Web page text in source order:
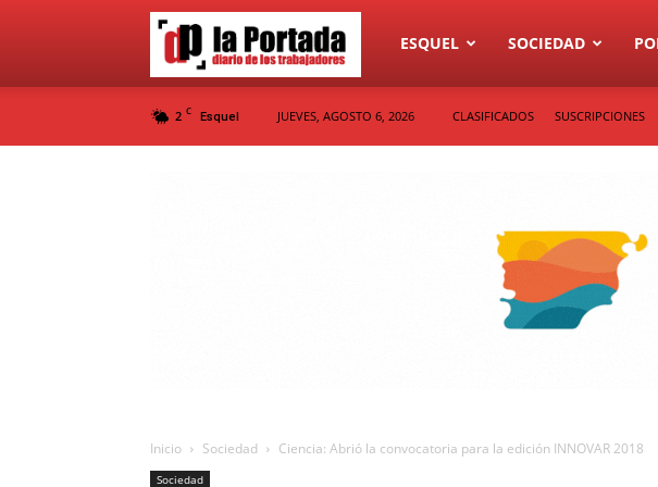
Diario
La
ESQUEL SOCIEDAD
2 C Esquel JUEVES, AGOSTO 6, 2026 CLASIFICADOS SUSCRIPCIONES
Inicio Sociedad Ciencia: Abrió la convocatoria para la edición INNOVAR 2018
Sociedad